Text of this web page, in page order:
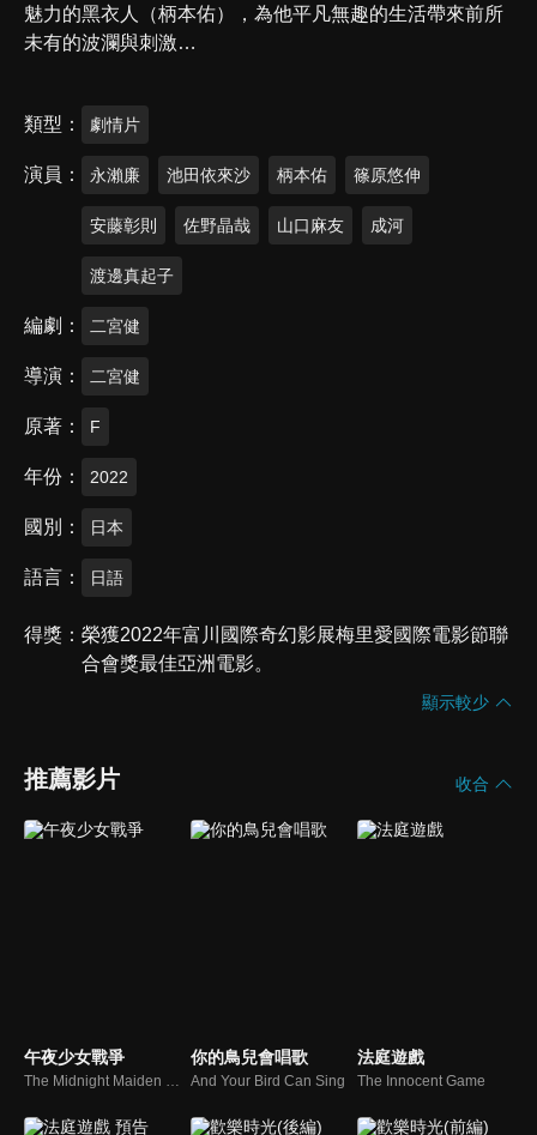
魅力的黑衣人（柄本佑），為他平凡無趣的生活帶來前所
未有的波瀾與刺激…
類型 劇情片
演員 永瀨廉 池田依來沙 柄本佑 篠原悠伸
安藤彰則 佐野晶哉 山口麻友 成河
渡邊真起子
編劇 二宮健
導演 二宮健
原著 F
年份 2022
國別 日本
語言 日語
得獎
榮獲2022年富川國際奇幻影展梅里愛國際電影節聯
合會獎最佳亞洲電影。
顯示較少
推薦影片 收合
午夜少女戰爭 你的鳥兒會唱歌
And Your Bird Can Sing
法庭遊戲
The Innocent Game